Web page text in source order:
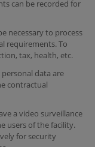
can be recorded for
necessary to process
requirements. To
tax, health, etc.
personal data are
contractual
a video surveillance
users of the facility.
for security